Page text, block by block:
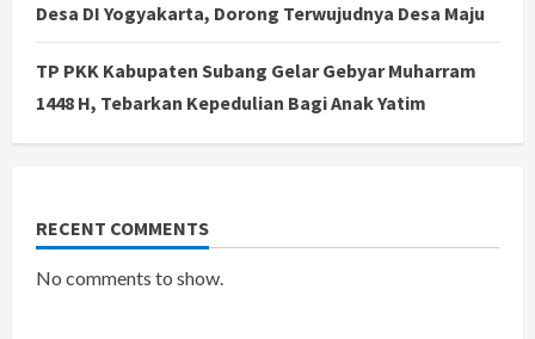
Desa DI Yogyakarta, Dorong Terwujudnya Desa Maju
TP PKK Kabupaten Subang Gelar Gebyar Muharram
1448 H, Tebarkan Kepedulian Bagi Anak Yatim
RECENT COMMENTS
No comments to show.